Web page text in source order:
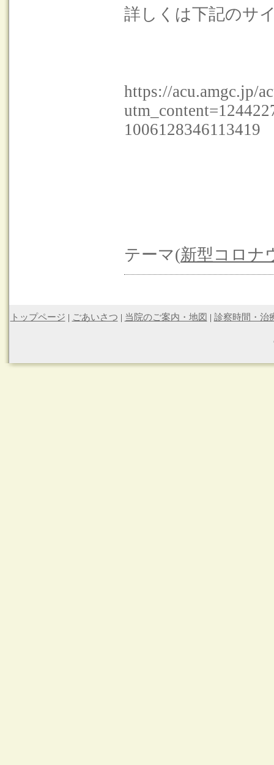
詳しくは下記のサ
https://acu.amgc.jp/
1006128346113419
テーマ(新型コロナ
トップページ | ごあいさつ | 当院のご案内・地図 | 診察時間・治